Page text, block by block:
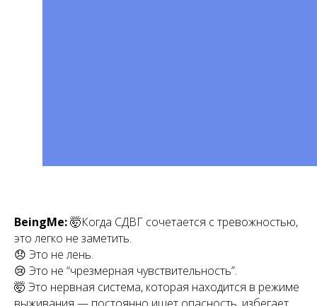
BeingMe:🤯Когда СДВГ сочетается с тревожностью,
это легко не заметить.
😞 Это не лень.
😢 Это не “чрезмерная чувствительность”.
🤯 Это нервная система, которая находится в режиме